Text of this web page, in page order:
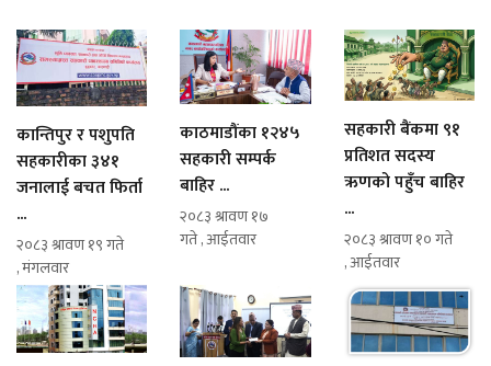
कान्तिपुर र पशुपति
सहकारीका ३४१
जनालाई बचत फिर्ता
...
२०८३ श्रावण १९ गते
, मंगलवार
काठमाडौंका १२४५
सहकारी सम्पर्क
बाहिर ...
२०८३ श्रावण १७
गते , आईतवार
सहकारी बैंकमा ९१
प्रतिशत सदस्य
ऋणको पहुँच बाहिर
...
२०८३ श्रावण १० गते
, आईतवार